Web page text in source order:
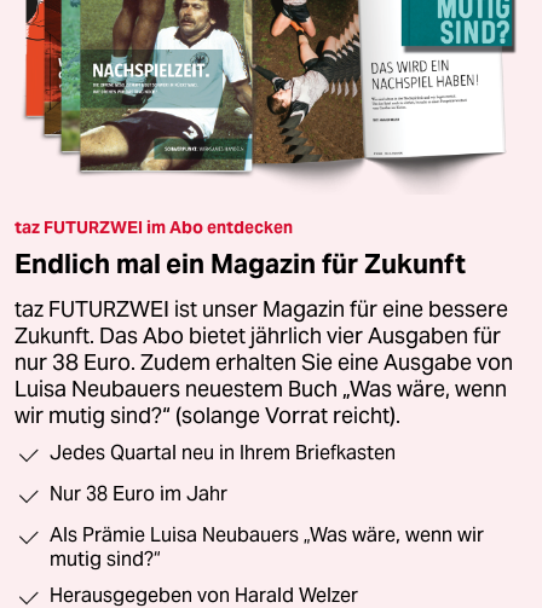
taz FUTURZWEI im Abo entdecken
Endlich mal ein Magazin für Zukunft
taz FUTURZWEI ist unser Magazin für eine bessere
Zukunft. Das Abo bietet jährlich vier Ausgaben für
nur 38 Euro. Zudem erhalten Sie eine Ausgabe von
Luisa Neubauers neuestem Buch „Was wäre, wenn
wir mutig sind?“ (solange Vorrat reicht).
Jedes Quartal neu in Ihrem Briefkasten
Nur 38 Euro im Jahr
Als Prämie Luisa Neubauers „Was wäre, wenn wir
mutig sind?“
Herausgegeben von Harald Welzer